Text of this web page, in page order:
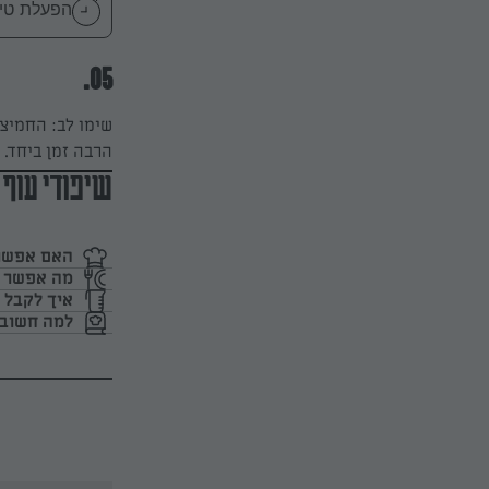
הפעלת טיימר
05.
שימו לב:
הרבה זמן
שיפודי
האם
מה אפשר
איך
למה